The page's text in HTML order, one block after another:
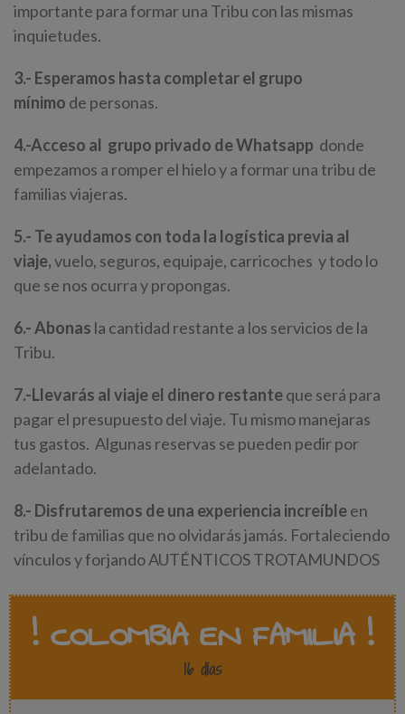
importante para formar una Tribu con las mismas
inquietudes.
3.- Esperamos hasta completar el grupo
mínimo de personas.
4.-Acceso al grupo privado de Whatsapp donde
empezamos a romper el hielo y a formar una tribu de
familias viajeras.
5.- Te ayudamos con toda la logística previa al
viaje,vuelo, seguros, equipaje, carricoches y todo lo
que se nos ocurra y propongas.
6.- Abonas la cantidad restante a los servicios de la
Tribu.
7.-Llevarás al viaje el dinero restanteque será para
pagar el presupuesto del viaje. Tu mismo manejaras
tus gastos. Algunas reservas se pueden pedir por
adelantado.
8.- Disfrutaremos de una experiencia increíbleen
tribu de familias que no olvidarás jamás. Fortaleciendo
vínculos y forjando AUTÉNTICOS TROTAMUNDOS
! COLOMBIA EN FAMILIA !
16 días